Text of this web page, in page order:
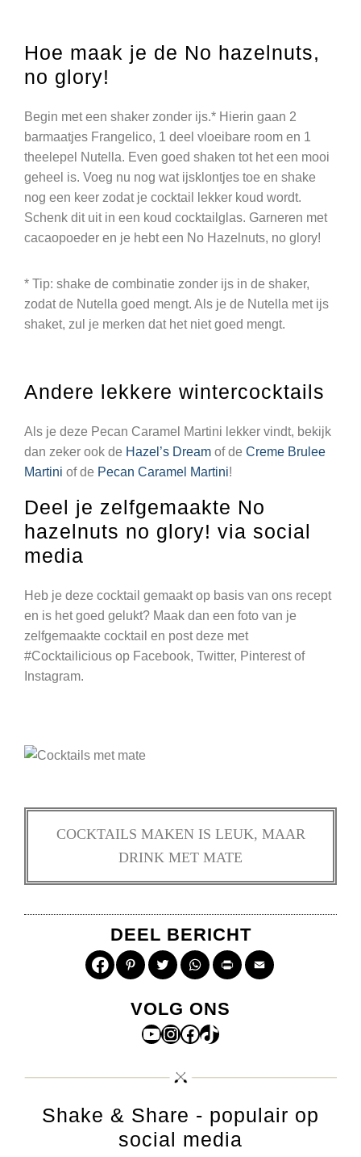
Hoe maak je de No hazelnuts,
no glory!
Begin met een shaker zonder ijs.* Hierin gaan 2
barmaatjes Frangelico, 1 deel vloeibare room en 1
theelepel Nutella. Even goed shaken tot het een mooi
geheel is. Voeg nu nog wat ijsklontjes toe en shake
nog een keer zodat je cocktail lekker koud wordt.
Schenk dit uit in een koud cocktailglas. Garneren met
cacaopoeder en je hebt een No Hazelnuts, no glory!
* Tip: shake de combinatie zonder ijs in de shaker,
zodat de Nutella goed mengt. Als je de Nutella met ijs
shaket, zul je merken dat het niet goed mengt.
Andere lekkere wintercocktails
Als je deze Pecan Caramel Martini lekker vindt, bekijk
dan zeker ook de Hazel’s Dream of de Creme Brulee
Martini of de Pecan Caramel Martini!
Deel je zelfgemaakte No
hazelnuts no glory! via social
media
Heb je deze cocktail gemaakt op basis van ons recept
en is het goed gelukt? Maak dan een foto van je
zelfgemaakte cocktail en post deze met
#Cocktailicious op Facebook, Twitter, Pinterest of
Instagram.
COCKTAILS MAKEN IS LEUK, MAAR
DRINK MET MATE
DEEL BERICHT
PinterestTwitterWhatsApp
Print
VOLG ONS
YouTube
Instagram
Facebook
TikTok
Shake & Share - populair op
social media